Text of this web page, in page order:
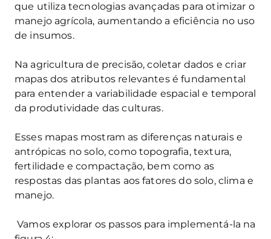
que utiliza tecnologias avançadas para otimizar o
manejo agrícola, aumentando a eficiência no uso
de insumos.
Na agricultura de precisão, coletar dados e criar
mapas dos atributos relevantes é fundamental
para entender a variabilidade espacial e temporal
da produtividade das culturas.
Esses mapas mostram as diferenças naturais e
antrópicas no solo, como topografia, textura,
fertilidade e compactação, bem como as
respostas das plantas aos fatores do solo, clima e
manejo.
Vamos explorar os passos para implementá-la na